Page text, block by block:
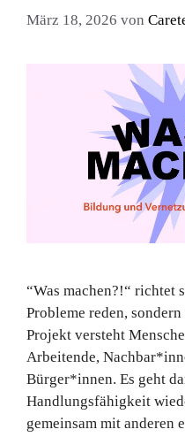
März 18, 2026 von
“Was machen?!“ richtet
Probleme reden,
Projekt versteht
Arbeitende,
Bürger*innen. Es geht
Handlungsfähigkeit
gemeinsam mit anderen